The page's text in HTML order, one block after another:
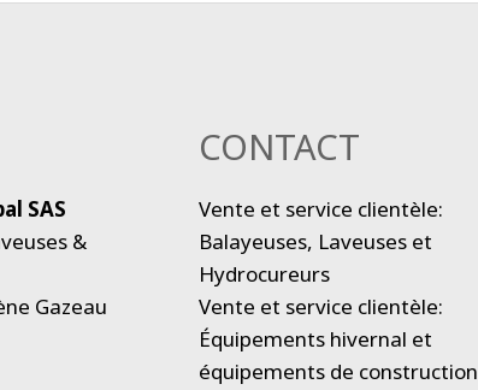
SAS
&
Gazeau
CONTACT
Vente et service clientèle:
Balayeuses, Laveuses et
Hydrocureurs
Vente et service clientèle:
Équipements hivernal et
équipements de construction